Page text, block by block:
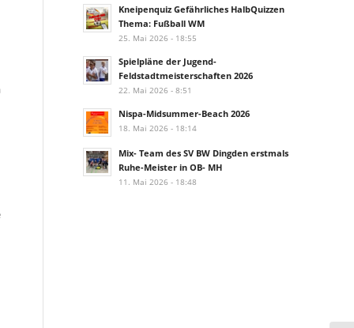
Kneipenquiz Gefährliches HalbQuizzen
Thema: Fußball WM
25. Mai 2026 - 18:55
Spielpläne der Jugend-
Feldstadtmeisterschaften 2026
22. Mai 2026 - 8:51
Nispa-Midsummer-Beach 2026
18. Mai 2026 - 18:14
Mix- Team des SV BW Dingden erstmals
Ruhe-Meister in OB- MH
11. Mai 2026 - 18:48